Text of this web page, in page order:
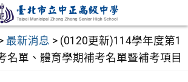
最新消息 > (0120更新)114學年度第1
名單、體育學期補考名單暨補考項目